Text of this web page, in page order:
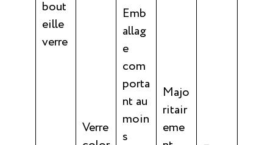
bout
eille
verre
Verre
Emb
allag
e
com
porta
nt au
moin
s
Majo
ritair
eme